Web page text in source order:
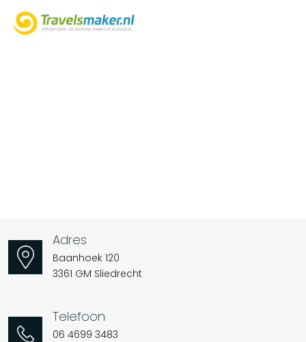
Adres
Baanhoek 120
3361 GM Sliedrecht
Telefoon
06 4699 3483